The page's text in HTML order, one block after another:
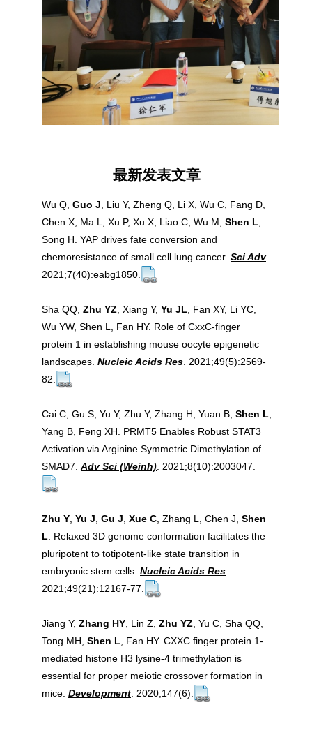
最新发表文章
Wu Q, Guo J , Liu Y, Zheng Q, Li X, Wu C, Fang D,
Chen X, Ma L, Xu P, Xu X, Liao C, Wu M, Shen L
Song H. YAP drives fate conversion and
chemoresistance of small cell lung cancer. Sci Adv.
2021;7(40):eabg1850.
Sha QQ, Zhu YZ , Xiang Y, Yu JL , Fan XY, Li YC,
Wu YW, Shen L, Fan HY. Role of CxxC-finger
protein 1 in establishing mouse oocyte epigenetic
landscapes. Nucleic Acids Res . 2021;49(5):2569-
82.
Cai C, Gu S, Yu Y, Zhu Y, Zhang H, Yuan B, Shen L
Yang B, Feng XH. PRMT5 Enables Robust STAT3
Activation via Arginine Symmetric Dimethylation of
SMAD7. Adv Sci (Weinh) . 2021;8(10):2003047.
Zhu Y Yu J Gu J Xue C , Zhang L, Chen J, Shen
L . Relaxed 3D genome conformation facilitates the
pluripotent to totipotent-like state transition in
embryonic stem cells. Nucleic Acids Res
2021;49(21):12167-77.
Jiang Y, Zhang HY , Lin Z, Zhu YZ , Yu C, Sha QQ,
Tong MH, Shen L , Fan HY. CXXC finger protein 1-
mediated histone H3 lysine-4 trimethylation is
essential for proper meiotic crossover formation in
mice. Development . 2020;147(6).